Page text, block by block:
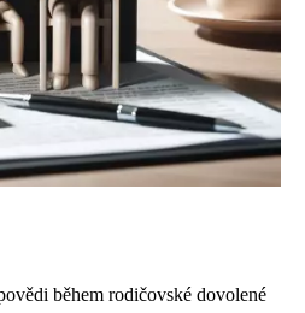
během rodičovské dovolené